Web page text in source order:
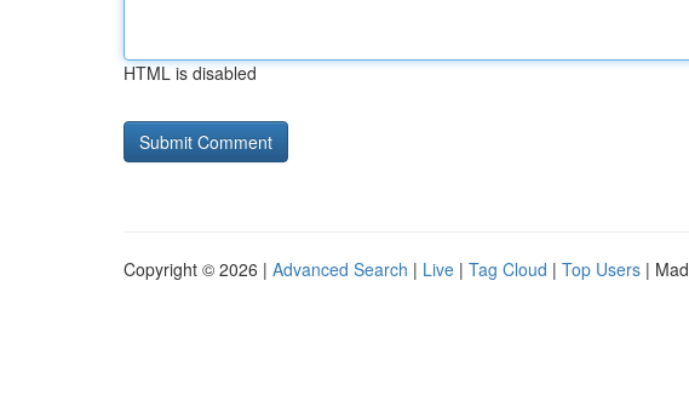
HTML is disabled
Copyright © 2026 | Advanced Search | Live | Tag Cloud | Top Users |